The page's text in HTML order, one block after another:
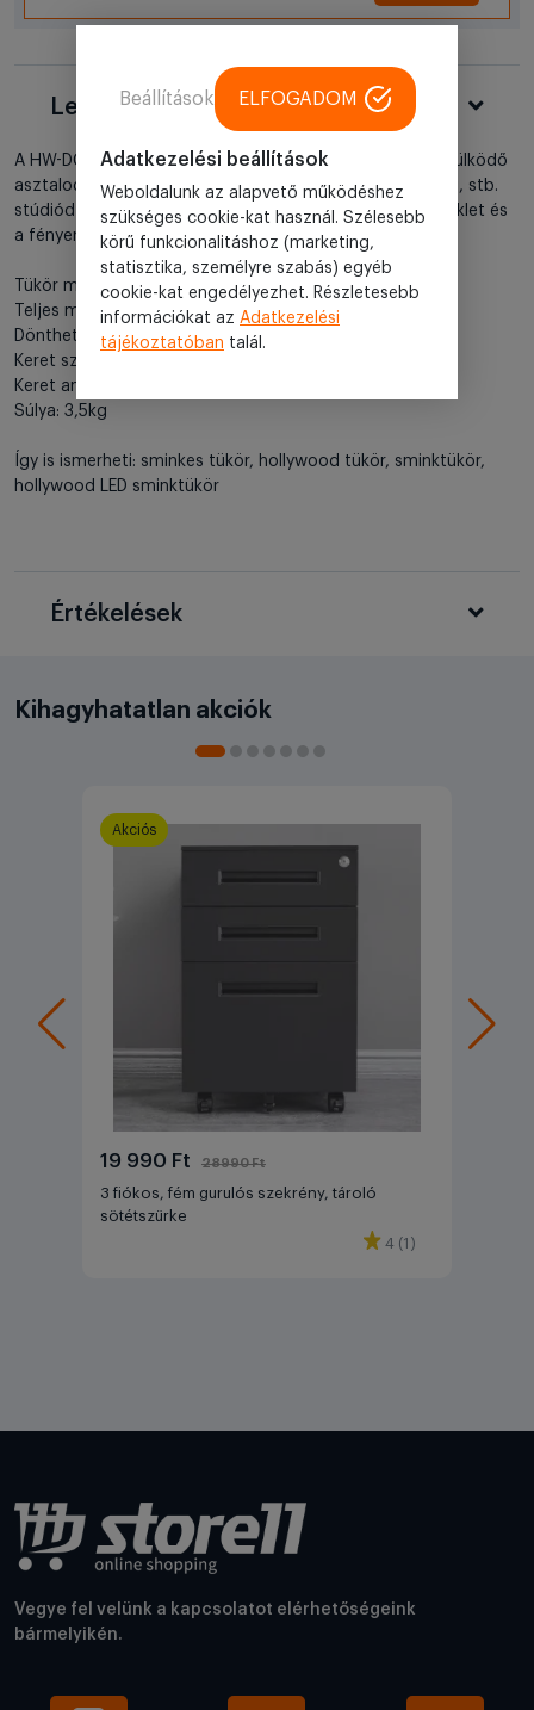
Leírás
A HW-DC117-8 Hollywood tükör, amivel feldobhatod fésülködő
asztalod. A LED tükör biztosan a szobád vagy smink, haj, stb.
stúdiód hasznos és dizájnos kelléke lesz. A színhőmérséklet és
a fényerő állítható a tükrön található érintő gombokkal.
Tükör mérete: 30x41cm
Teljes mérete: 36,5x47,5cm
Dönthetőség: 180 fok
Keret színe: fehér
Keret anyaga: alumínium
Súlya: 3,5kg
Így is ismerheti: sminkes tükör, hollywood tükör, sminktükör,
hollywood LED sminktükör
Értékelések
Kihagyhatatlan akciók
Akciós
19 990 Ft 28990 Ft
3 fiókos, fém gurulós szekrény, tároló
sötétszürke
4 (1)
Vegye fel velünk a kapcsolatot elérhetőségeink
bármelyikén.
Adatkezelési beállítások
Weboldalunk az alapvető működéshez
szükséges cookie-kat használ. Szélesebb
körű funkcionalitáshoz (marketing,
statisztika, személyre szabás) egyéb
cookie-kat engedélyezhet. Részletesebb
információkat az Adatkezelési
tájékoztatóban talál.
Beállítások ELFOGADOM